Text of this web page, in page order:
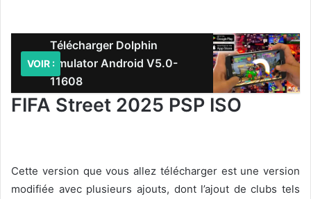
Télécharger Dolphin
Emulator Android V5.0-
11608
VOIR :
FIFA Street 2025 PSP ISO
Cette version que vous allez télécharger est une version
modifiée avec plusieurs ajouts, dont l’ajout de clubs tels